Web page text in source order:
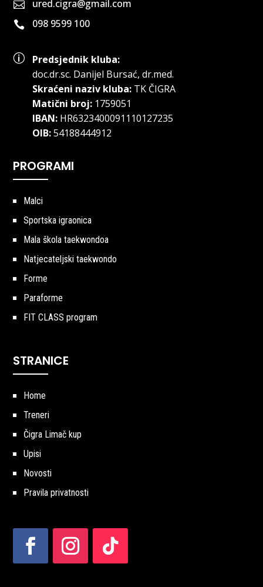
 ured.cigra@gmail.com
 098 9599 100
p
Predsjednik kluba:
doc.dr.sc. Danijel Bursać, dr.med.
Skraćeni naziv kluba:TK ČIGRA
Matični broj:1759051
IBAN:HR6323400091110127235
OIB:54188444912
PROGRAMI
Malci
Sportska igraonica
Mala škola taekwondoa
Natjecateljski taekwondo
Forme
Paraforme
FIT CLASS program
STRANICE
Home
Treneri
Čigra Limač kup
Upisi
Novosti
Pravila privatnosti